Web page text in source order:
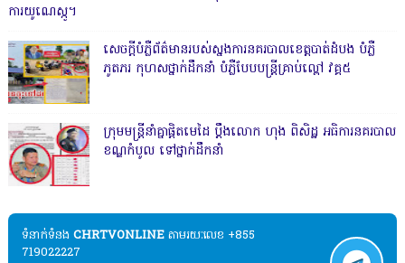
ការយូណេស្កូ។
សេចក្តីបំភ្លឺព័ត៌មានរបស់ស្នងការនគរបាលខេត្តបាត់ដំបង បំភ្លឺ
ភូតភរ កុហសថ្នាក់ដឹកនាំ បំភ្លឺបែបបន្ត្រីគ្រាប់ល្ពៅ វគ្គ៥
ក្រុមមន្ត្រីនាំគ្នាផ្ដិតមេដៃ ប្ដឹងលោក ហុង ពិសិដ្ឋ អធិការនគរបាល
ខណ្ឌកំបូល ទៅថ្នាក់ដឹកនាំ
ទំនាក់ទំនង​​ CHRTVONLINE តាមរយៈលេខ +855
719022227